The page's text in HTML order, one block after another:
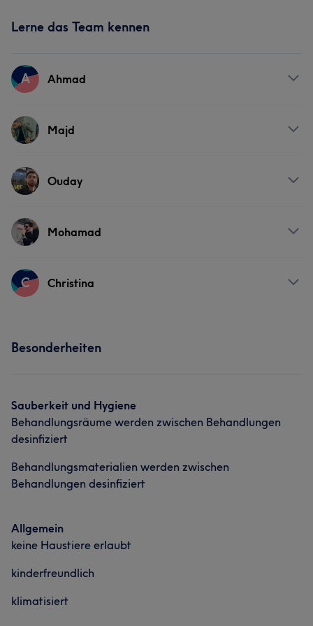
Lerne das Team kennen
A Ahmad
ServicesMajd
ServicesOuday
ServicesMohamad
Services
C Christina
Besonderheiten
Sauberkeit und Hygiene
Behandlungsräume werden zwischen Behandlungen
desinfiziert
Behandlungsmaterialien werden zwischen
Behandlungen desinfiziert
Allgemein
keine Haustiere erlaubt
kinderfreundlich
klimatisiert